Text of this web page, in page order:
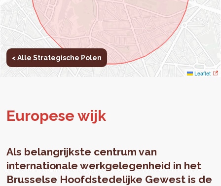
Leaflet
< Alle Strategische Polen
Eu­ro­pe­se wijk
Als belangrijkste centrum van
internationale werkgelegenheid in het
Brusselse Hoofdstedelijke Gewest is de